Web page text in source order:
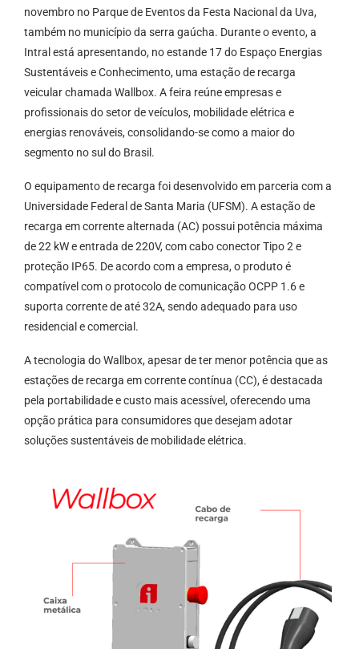
novembro no Parque de Eventos da Festa Nacional da Uva,
também no município da serra gaúcha. Durante o evento, a
Intral está apresentando, no estande 17 do Espaço Energias
Sustentáveis e Conhecimento, uma estação de recarga
veicular chamada Wallbox. A feira reúne empresas e
profissionais do setor de veículos, mobilidade elétrica e
energias renováveis, consolidando-se como a maior do
segmento no sul do Brasil.
O equipamento de recarga foi desenvolvido em parceria com a
Universidade Federal de Santa Maria (UFSM). A estação de
recarga em corrente alternada (AC) possui potência máxima
de 22 kW e entrada de 220V, com cabo conector Tipo 2 e
proteção IP65. De acordo com a empresa, o produto é
compatível com o protocolo de comunicação OCPP 1.6 e
suporta corrente de até 32A, sendo adequado para uso
residencial e comercial.
A tecnologia do Wallbox, apesar de ter menor potência que as
estações de recarga em corrente contínua (CC), é destacada
pela portabilidade e custo mais acessível, oferecendo uma
opção prática para consumidores que desejam adotar
soluções sustentáveis de mobilidade elétrica.